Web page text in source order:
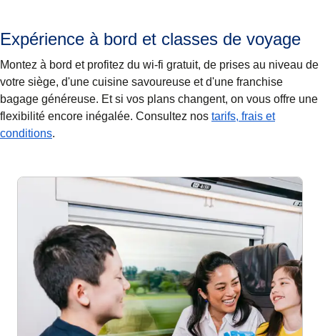
Expérience à bord et classes de voyage
Montez à bord et profitez du wi-fi gratuit, de prises au niveau de
votre siège, d'une cuisine savoureuse et d'une franchise
bagage généreuse. Et si vos plans changent, on vous offre une
flexibilité encore inégalée. Consultez nos tarifs, frais et
conditions.